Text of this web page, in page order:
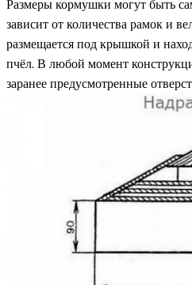
Размеры кормушки могут быть
зависит от количества рамок и
размещается под крышкой и
пчёл. В любой момент
заранее предусмотренные